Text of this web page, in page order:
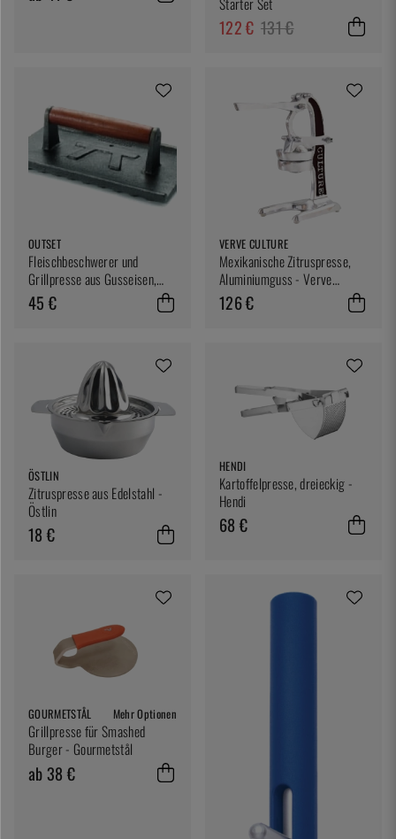
122 € 131 €
OUTSET
Fleischbeschwerer und
Grillpresse aus Gusseisen,
rechteckig
45 €
VERVE CULTURE
Mexikanische Zitruspresse,
Aluminiumguss - Verve
Culture
126 €
ÖSTLIN
Zitruspresse aus Edelstahl -
Östlin
18 €
HENDI
Kartoffelpresse, dreieckig -
Hendi
68 €
GOURMETSTÅL Mehr Optionen
Grillpresse für Smashed
Burger - Gourmetstål
ab 38 €